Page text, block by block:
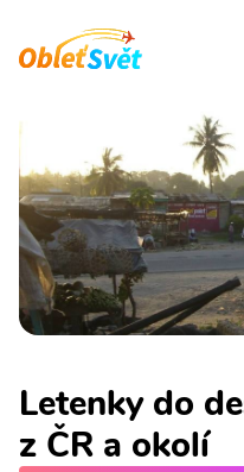
Letenky do
z ČR a okolí